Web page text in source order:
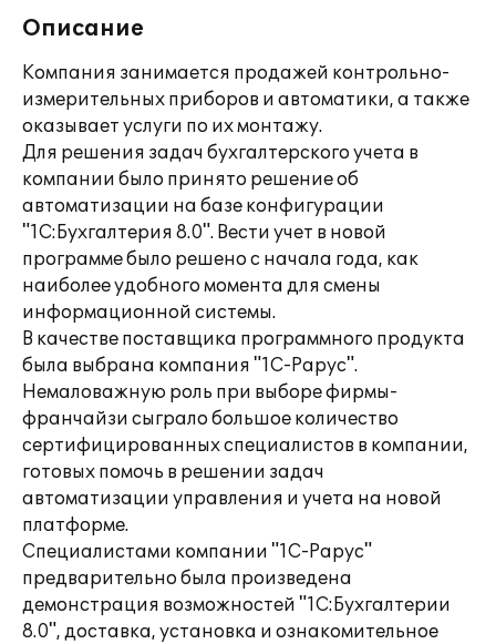
Описание
Компания занимается продажей контрольно-
измерительных приборов и автоматики, а также
оказывает услуги по их монтажу.
Для решения задач бухгалтерского учета в
компании было принято решение об
автоматизации на базе конфигурации
"1С:Бухгалтерия 8.0". Вести учет в новой
программе было решено с начала года, как
наиболее удобного момента для смены
информационной системы.
В качестве поставщика программного продукта
была выбрана компания "1С-Рарус".
Немаловажную роль при выборе фирмы-
франчайзи сыграло большое количество
сертифицированных специалистов в компании,
готовых помочь в решении задач
автоматизации управления и учета на новой
платформе.
Специалистами компании "1С-Рарус"
предварительно была произведена
демонстрация возможностей "1С:Бухгалтерии
8.0", доставка, установка и ознакомительное